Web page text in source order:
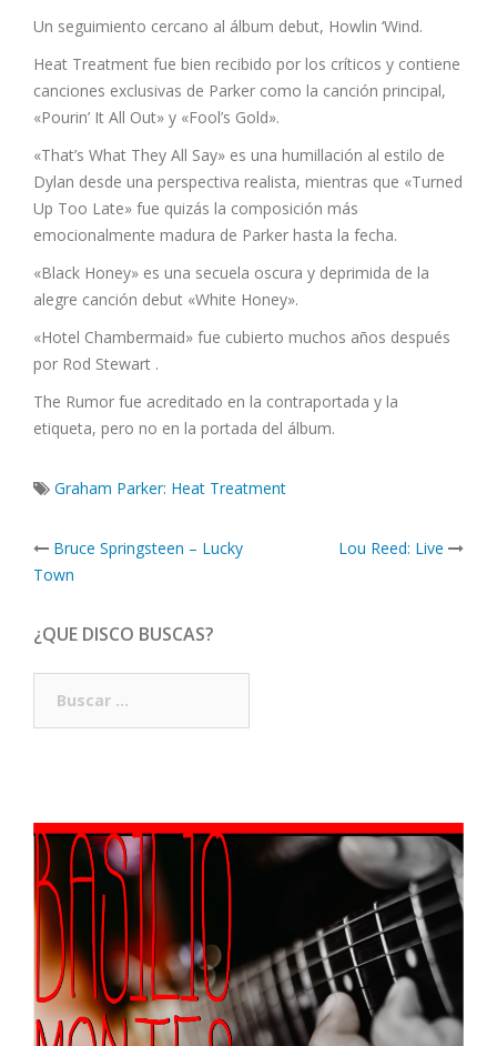
Un seguimiento cercano al álbum debut, Howlin ‘Wind.
Heat Treatment fue bien recibido por los críticos y contiene
canciones exclusivas de Parker como la canción principal,
«Pourin’ It All Out» y «Fool’s Gold».
«That’s What They All Say» es una humillación al estilo de
Dylan desde una perspectiva realista, mientras que «Turned
Up Too Late» fue quizás la composición más
emocionalmente madura de Parker hasta la fecha.
«Black Honey» es una secuela oscura y deprimida de la
alegre canción debut «White Honey».
«Hotel Chambermaid» fue cubierto muchos años después
por Rod Stewart .
The Rumor fue acreditado en la contraportada y la
etiqueta, pero no en la portada del álbum.
Graham Parker: Heat Treatment
Post
navigation
Bruce Springsteen – Lucky
Town
Lou Reed: Live
¿QUE DISCO BUSCAS?